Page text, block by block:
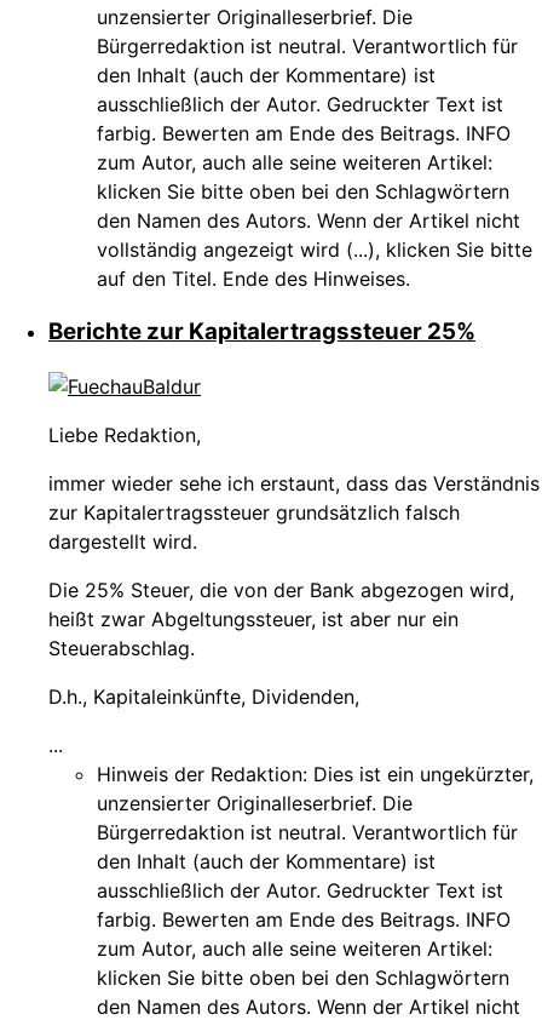
unzensierter Originalleserbrief. Die
Bürgerredaktion ist neutral. Verantwortlich für
den Inhalt (auch der Kommentare) ist
ausschließlich der Autor. Gedruckter Text ist
farbig. Bewerten am Ende des Beitrags. INFO
zum Autor, auch alle seine weiteren Artikel:
klicken Sie bitte oben bei den Schlagwörtern
den Namen des Autors. Wenn der Artikel nicht
vollständig angezeigt wird (...), klicken Sie bitte
auf den Titel. Ende des Hinweises.
Berichte zur Kapitalertragssteuer 25%
Liebe Redaktion,
immer wieder sehe ich erstaunt, dass das Verständnis
zur Kapitalertragssteuer grundsätzlich falsch
dargestellt wird.
Die 25% Steuer, die von der Bank abgezogen wird,
heißt zwar Abgeltungssteuer, ist aber nur ein
Steuerabschlag.
D.h., Kapitaleinkünfte, Dividenden,
...
Hinweis der Redaktion: Dies ist ein ungekürzter,
unzensierter Originalleserbrief. Die
Bürgerredaktion ist neutral. Verantwortlich für
den Inhalt (auch der Kommentare) ist
ausschließlich der Autor. Gedruckter Text ist
farbig. Bewerten am Ende des Beitrags. INFO
zum Autor, auch alle seine weiteren Artikel:
klicken Sie bitte oben bei den Schlagwörtern
den Namen des Autors. Wenn der Artikel nicht